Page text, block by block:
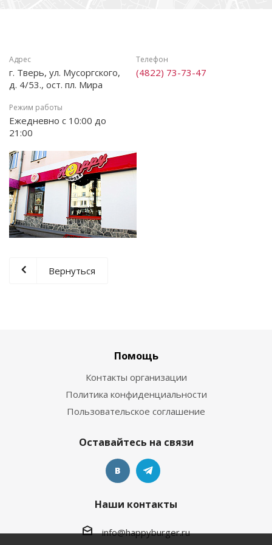
Адрес
г. Тверь, ул. Мусоргского,
д. 4/53., ост. пл. Мира
Телефон
(4822) 73-73-47
Режим работы
Ежедневно с 10:00 до
21:00
Вернуться
Помощь
Контакты организации
Политика конфиденциальности
Пользовательское соглашение
Оставайтесь на связи
Наши контакты
info@happyburger.ru